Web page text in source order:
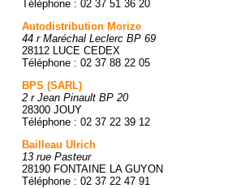
Téléphone : 02 37 51 36 20
Autodistribution Morize
44 r Maréchal Leclerc BP 69
28112 LUCE CEDEX
Téléphone : 02 37 88 22 05
BPS (SARL)
2 r Jean Pinault BP 20
28300 JOUY
Téléphone : 02 37 22 39 12
Bailleau Ulrich
13 rue Pasteur
28190 FONTAINE LA GUYON
Téléphone : 02 37 22 47 91